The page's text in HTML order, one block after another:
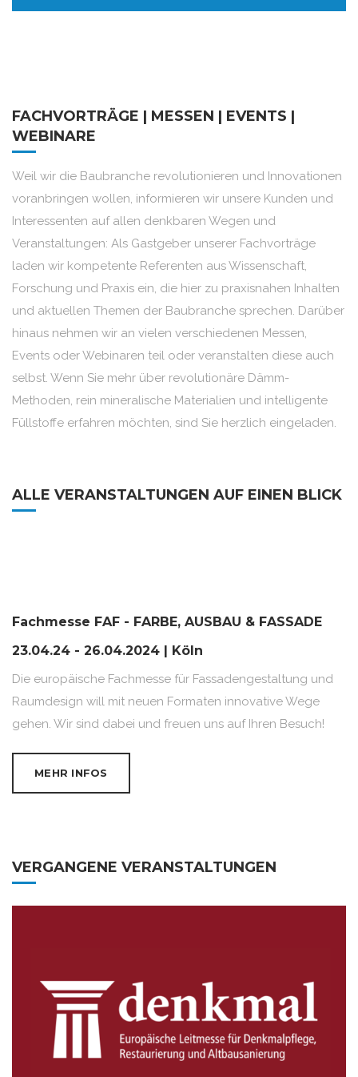
FACHVORTRÄGE | MESSEN | EVENTS |
WEBINARE
Weil wir die Baubranche revolutionieren und Innovationen
voranbringen wollen, informieren wir unsere Kunden und
Interessenten auf allen denkbaren Wegen und
Veranstaltungen: Als Gastgeber unserer Fachvorträge
laden wir kompetente Referenten aus Wissenschaft,
Forschung und Praxis ein, die hier zu praxisnahen Inhalten
und aktuellen Themen der Baubranche sprechen. Darüber
hinaus nehmen wir an vielen verschiedenen Messen,
Events oder Webinaren teil oder veranstalten diese auch
selbst. Wenn Sie mehr über revolutionäre Dämm-
Methoden, rein mineralische Materialien und intelligente
Füllstoffe erfahren möchten, sind Sie herzlich eingeladen.
ALLE VERANSTALTUNGEN AUF EINEN BLICK
Fachmesse FAF - FARBE, AUSBAU & FASSADE
23.04.24 - 26.04.2024 | Köln
Die europäische Fachmesse für Fassadengestaltung und
Raumdesign will mit neuen Formaten innovative Wege
gehen. Wir sind dabei und freuen uns auf Ihren Besuch!
MEHR INFOS
VERGANGENE VERANSTALTUNGEN